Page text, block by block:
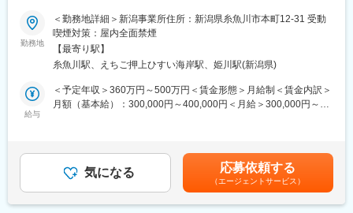
ただきます。
■組織構成：
配属となる総務課には6名（事務4名、施設管理2名）のスタッフ
名、女性３名が従事しています。
■川室記念病院について：
医療法人川室記念病院（旧常心荘川室病院）が、西洋医学・医療
の明かりを、この北新保の地に灯したのは、今から140年ほど前
・地域への啓蒙活動
ケアマネージャーやソーシャルワーカー、地域包括支援センター
などに訪問医療・看護サービスをご案内。患者様をご紹介してい
ただきます。
・患者様の受入・契約
ケアマネージャーと共に患者様のご家族と面会。
介護認定や病歴、身体状況などをお聞きして最適な医療を提案し
す。
・スタッフ管理など
あなたの経験に応じて徐々に業務をお任せします。
勤務地
＜勤務地詳細＞新潟事業所住所：新潟県糸魚川市本町12-31 受動
喫煙対策：屋内全面禁煙
【最寄り駅】
糸魚川駅、えちご押上ひすい海岸駅、姫川駅(新潟県)
給与
＜予定年収＞360万円～500万円＜賃金形態＞月給制＜賃金内訳＞
月額（基本給）：300,000円～400,000円＜月給＞300,000円～
気になる 応募依頼する
（エージェントサービス）